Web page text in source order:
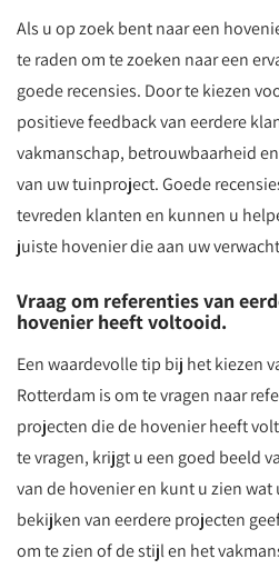
Als u op zoek bent naar een
te raden om te zoeken naar een
goede recensies. Door te kiezen
positieve feedback van eerdere
vakmanschap, betrouwbaarheid
van uw tuinproject. Goede
tevreden klanten en kunnen u
juiste hovenier die aan uw
Vraag om referenties van
hovenier heeft voltooid.
Een waardevolle tip bij het kiezen
Rotterdam is om te vragen naar
projecten die de hovenier heeft
te vragen, krijgt u een goed beeld
van de hovenier en kunt u zien
bekijken van eerdere projecten
om te zien of de stijl en het